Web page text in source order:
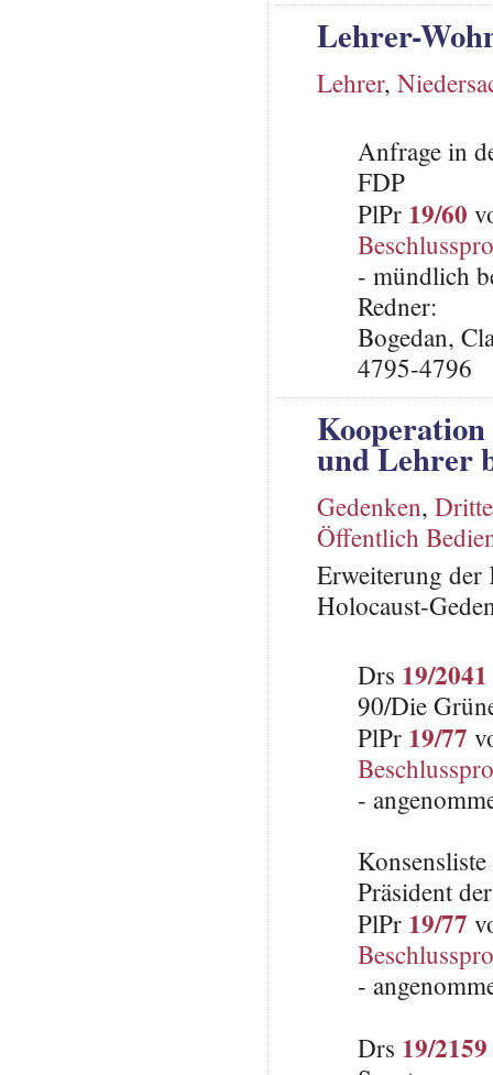
Lehrer-
Lehrer,
Anfrage in
FDP
PlPr 19/60
- mündlich
Redner:
Bogedan,
4795-4796
und Lehrer
Gedenken,
Öffentlich
Erweiterung der
Holocaust-
Drs 19/2041
90/Die
PlPr 19/77
-
Präsident
PlPr 19/77
-
Drs 19/2159